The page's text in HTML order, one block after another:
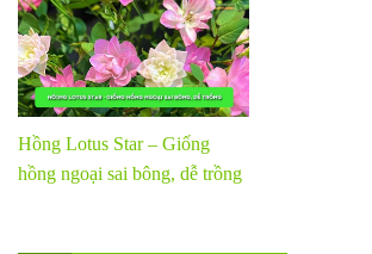
Hồng Lotus Star – Giống
hồng ngoại sai bông, dễ trồng